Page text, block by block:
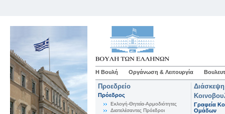
Η Βουλή Οργάνωση & Λειτουργία
Προεδρείο
Πρόεδρος
Εκλογή-Θητεία-Αρμοδιότητες
Διατελέσαντες Πρόεδροι
Γραφεία
Ομάδων